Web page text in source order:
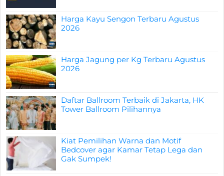
Harga Kayu Sengon Terbaru Agustus
2026
Harga Jagung per Kg Terbaru Agustus
2026
Daftar Ballroom Terbaik di Jakarta, HK
Tower Ballroom Pilihannya
Kiat Pemilihan Warna dan Motif
Bedcover agar Kamar Tetap Lega dan
Gak Sumpek!